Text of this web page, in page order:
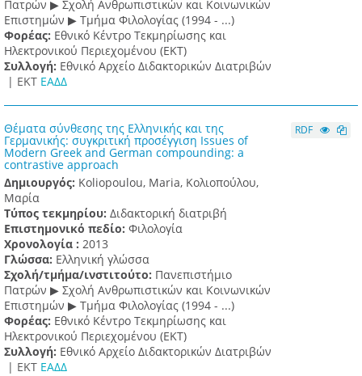
Πατρών ▶ Σχολή Ανθρωπιστικών και Κοινωνικών
Επιστημών ▶ Τμήμα Φιλολογίας (1994 - ...)
Φορέας: Εθνικό Κέντρο Τεκμηρίωσης και
Ηλεκτρονικού Περιεχομένου (ΕΚΤ)
Συλλογή: Εθνικό Αρχείο Διδακτορικών Διατριβών
| ΕΚΤ ΕΑΔΔ
Θέματα σύνθεσης της Ελληνικής και της
Γερμανικής: συγκριτική προσέγγιση Issues of
Modern Greek and German compounding: a
contrastive approach
Δημιουργός: Koliopoulou, Maria, Κολιοπούλου,
Μαρία
Τύπος τεκμηρίου: Διδακτορική διατριβή
Επιστημονικό πεδίο: Φιλολογία
Χρονολογία : 2013
Γλώσσα: Ελληνική γλώσσα
Σχολή/τμήμα/ινστιτούτο: Πανεπιστήμιο
Πατρών ▶ Σχολή Ανθρωπιστικών και Κοινωνικών
Επιστημών ▶ Τμήμα Φιλολογίας (1994 - ...)
Φορέας: Εθνικό Κέντρο Τεκμηρίωσης και
Ηλεκτρονικού Περιεχομένου (ΕΚΤ)
Συλλογή: Εθνικό Αρχείο Διδακτορικών Διατριβών
| ΕΚΤ ΕΑΔΔ
RDF